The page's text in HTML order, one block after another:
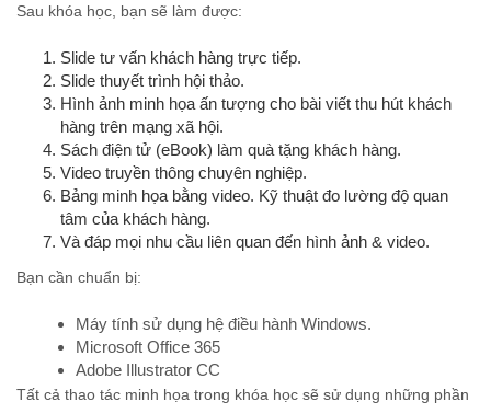
Sau khóa học, bạn sẽ làm được:
Slide tư vấn khách hàng trực tiếp.
Slide thuyết trình hội thảo.
Hình ảnh minh họa ấn tượng cho bài viết thu hút khách
hàng trên mạng xã hội.
Sách điện tử (eBook) làm quà tặng khách hàng.
Video truyền thông chuyên nghiệp.
Bảng minh họa bằng video. Kỹ thuật đo lường độ quan
tâm của khách hàng.
Và đáp mọi nhu cầu liên quan đến hình ảnh & video.
Bạn cần chuẩn bị:
Máy tính sử dụng hệ điều hành Windows.
Microsoft Office 365
Adobe Illustrator CC
Tất cả thao tác minh họa trong khóa học sẽ sử dụng những phần